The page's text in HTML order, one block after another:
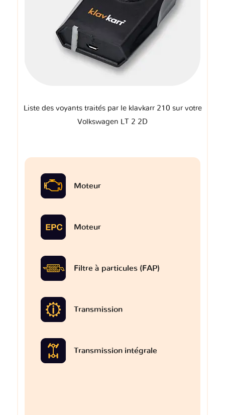
Liste des voyants traités par le klavkarr 210 sur votre
Volkswagen LT 2 2D
Moteur
Moteur
Filtre à particules (FAP)
Transmission
Transmission intégrale